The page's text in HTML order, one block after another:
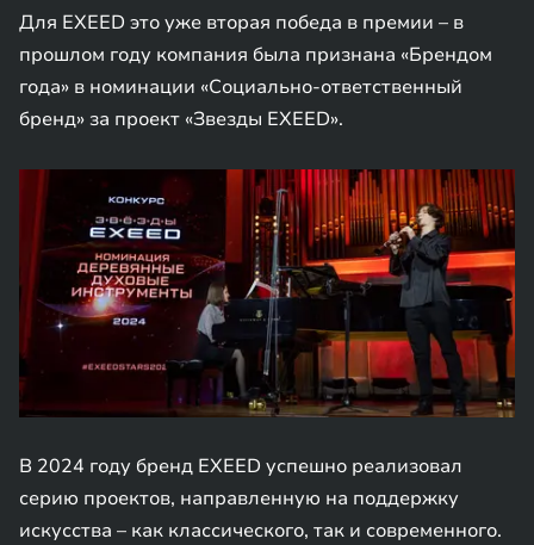
Для EXEED это уже вторая победа в премии – в
прошлом году компания была признана «Брендом
года» в номинации «Социально-ответственный
бренд» за проект «Звезды EXEED».
В 2024 году бренд EXEED успешно реализовал
серию проектов, направленную на поддержку
искусства – как классического, так и современного.